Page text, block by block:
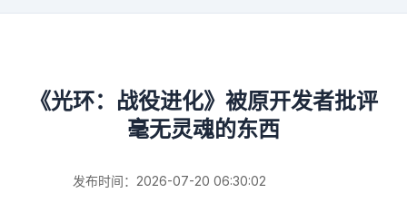
《光环：战役进化》被原开发者批评
毫无灵魂的东西
发布时间：2026-07-20 06:30:02